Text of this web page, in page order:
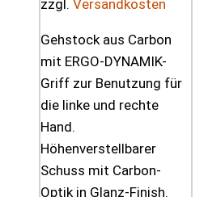
zzgl. Versandkosten
Gehstock aus Carbon
mit ERGO-DYNAMIK-
Griff zur Benutzung für
die linke und rechte
Hand.
Höhenverstellbarer
Schuss mit Carbon-
Optik in Glanz-Finish.